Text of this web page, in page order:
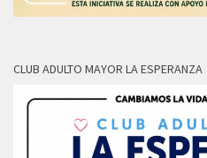
CLUB ADULTO MAYOR LA ESPERANZA